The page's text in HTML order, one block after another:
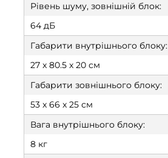
Рівень шуму, зовнішній блок:
64 дБ
Габарити внутрішнього блоку:
27 x 80.5 x 20 см
Габарити зовнішнього блоку:
53 x 66 x 25 см
Вага внутрішнього блоку:
8 кг